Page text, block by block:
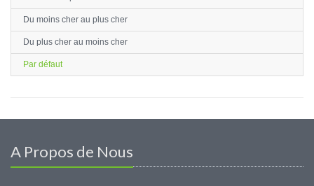
Du moins cher au plus cher
Du plus cher au moins cher
Par défaut
A Propos de Nous